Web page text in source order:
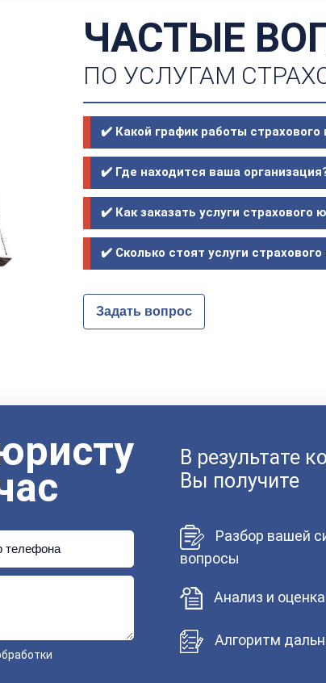
ЧАСТЫЕ
ПО УСЛУГАМ
✔️ Какой график работы страхового
✔️ Где находится ваша
✔️ Как заказать услуги страхового
✔️ Сколько стоят услуги
Задать вопрос
телефона
В результате
Вы получите
Разбор вашей
вопросы
Анализ и
Алгоритм